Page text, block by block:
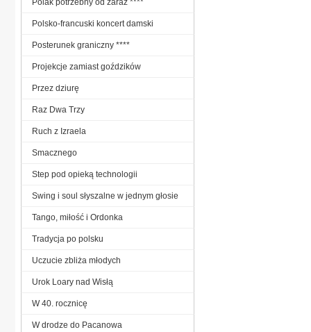
Polsko-francuski koncert damski
Posterunek graniczny ****
Projekcje zamiast goździków
Przez dziurę
Raz Dwa Trzy
Ruch z Izraela
Smacznego
Step pod opieką technologii
Swing i soul słyszalne w jednym głosie
Tango, miłość i Ordonka
Tradycja po polsku
Uczucie zbliża młodych
Urok Loary nad Wisłą
W 40. rocznicę
W drodze do Pacanowa